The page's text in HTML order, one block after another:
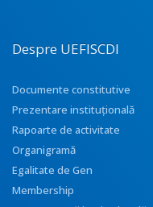
Despre UEFISCDI
Documente constitutive
Prezentare instituţională
Rapoarte de activitate
Organigramă
Egalitate de Gen
Membership